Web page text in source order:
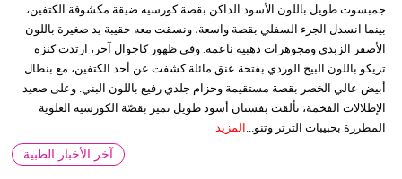
جمبسوت طويل باللون الأسود الداكن بقصة كورسيه ضيقة مكشوفة الكتفين،
بينما انسدل الجزء السفلي بقصة واسعة، ونسقت معه حقيبة يد صغيرة باللون
الأصفر الزبدي ومجوهرات ذهبية ناعمة. وفي ظهور كاجوال آخر، ارتدت كنزة
تريكو باللون البيج الوردي بفتحة عنق مائلة كشفت عن أحد الكتفين، مع بنطال
أبيض عالي الخصر بقصة مستقيمة وحزام جلدي رفيع باللون البني. وعلى صعيد
الإطلالات الفخمة، تألقت بفستان أسود طويل تميز بقصّة الكورسيه العلوية
المطرزة بحبيبات الترتر وتنو... المزيد
آخر الأخبار الطبية